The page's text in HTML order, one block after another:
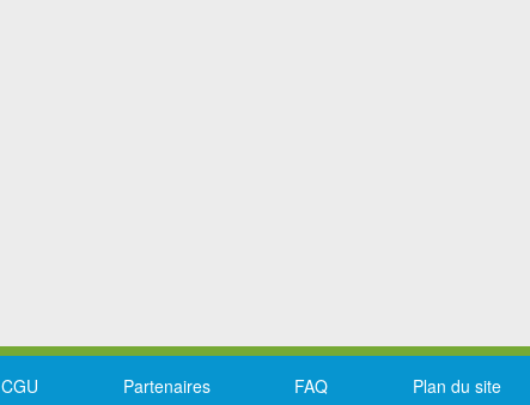
CGU Partenaires FAQ Plan du site